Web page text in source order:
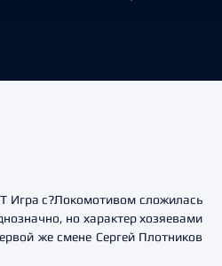
Игра с?Локомотивом сложилась
но характер хозяевами
же смене Сергей Плотников